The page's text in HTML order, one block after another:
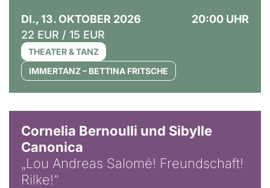
DI., 13. OKTOBER 2026
20:00 UHR
22 EUR / 15 EUR
THEATER & TANZ
IMMERTANZ – BETTINA FRITSCHE
Cornelia Bernoulli und Sibylle
Canonica
„Lou Andreas Salomé! Freundschaft!
Rilke!“